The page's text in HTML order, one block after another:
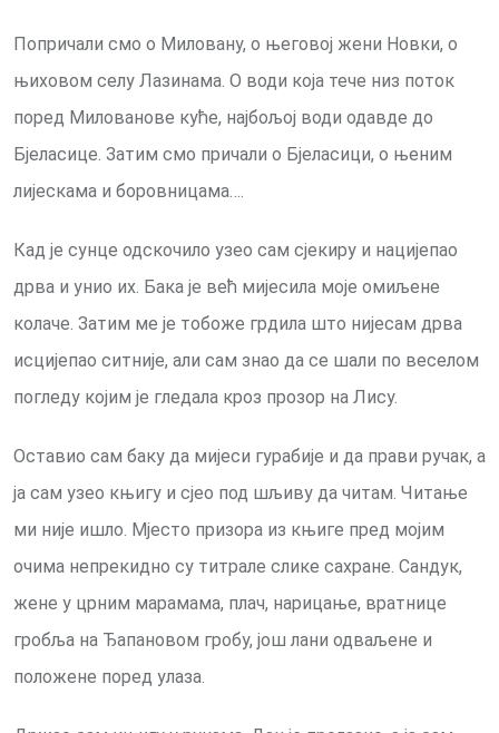
Попричали смо о Миловану, о његовој жени Новки, о
њиховом селу Лазинама. О води која тече низ поток
поред Милованове куће, најбољој води одавде до
Бјеласице. Затим смо причали о Бјеласици, о њеним
лијескама и боровницама….
Кад је сунце одскочило узео сам сјекиру и нацијепао
дрва и унио их. Бака је већ мијесила моје омиљене
колаче. Затим ме је тобоже грдила што нијесам дрва
исцијепао ситније, али сам знао да се шали по веселом
погледу којим је гледала кроз прозор на Лису.
Оставио сам баку да мијеси гурабије и да прави ручак, a
ја сам узео књигу и сјео под шљиву да читам. Читање
ми није ишло. Мјесто призора из књиге пред мојим
очима непрекидно су титрале слике сахране. Сандук,
жене у црним марамама, плач, нарицање, вратнице
гробља на Ђапановом гробу, још лани одваљене и
положене поред улаза.